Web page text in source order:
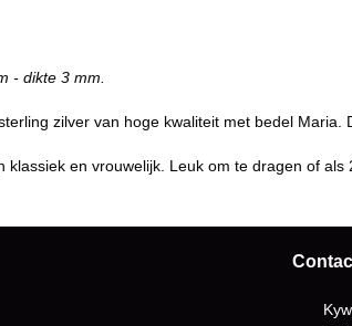
- dikte 3 mm.
zilver van hoge kwaliteit met bedel
klassiek en vrouwelijk. Leuk om te dragen of als